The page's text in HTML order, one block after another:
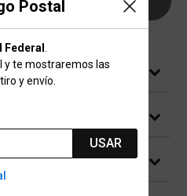
Postal
Federal
y te mostraremos las
y envío.
USAR